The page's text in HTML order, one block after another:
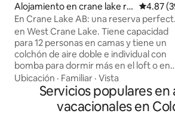
Alojamiento en crane lake re
sort
4.87
En Crane Lake AB: una reserva
para familias/grupos
en West Crane Lake. Tiene capacidad
para 12 personas en camas y tiene un
colchón de aire doble e individual con
bomba para dormir más en el loft o en
las habitaciones superiores. Gran área
de césped trasero, enorme área de
fogón, terraza adjunta con barbacoa
gas. Estacionamiento de grava en el
Ubicación · Familiar · Vista
Servicios populares en
vacacionales en